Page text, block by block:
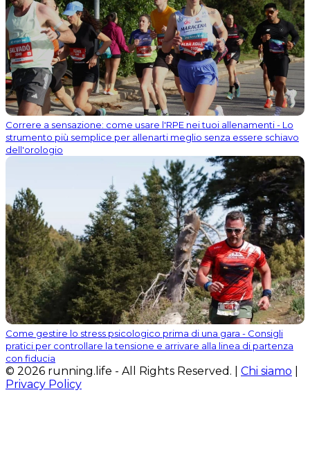
Correre a sensazione: come usare l'RPE nei tuoi allenamenti - Lo
strumento più semplice per allenarti meglio senza essere schiavo
dell'orologio
Come gestire lo stress psicologico prima di una gara - Consigli
pratici per controllare la tensione e arrivare alla linea di partenza
con fiducia
© 2026 running.life - All Rights Reserved. | Chi siamo
Privacy Policy